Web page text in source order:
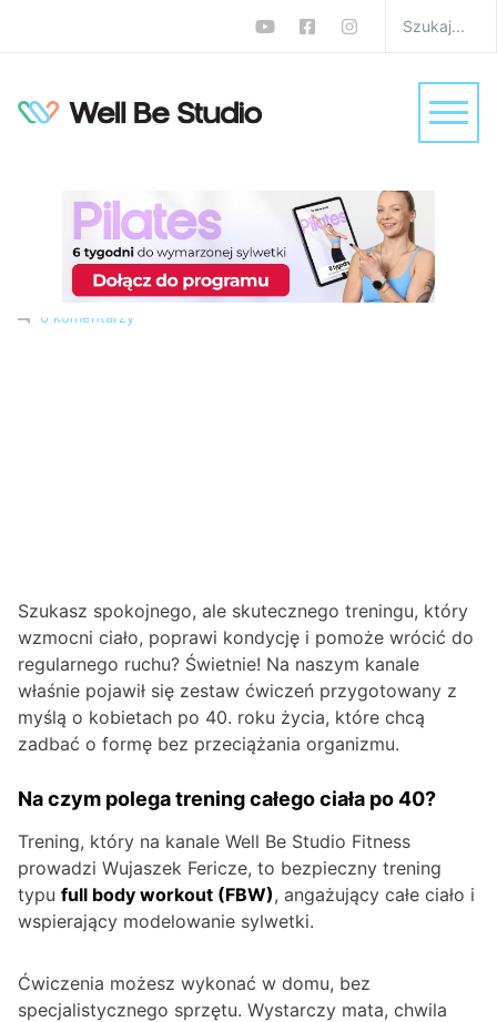
Trening 40+ na całe
modelujące sylwetkę z
Fericze
Treningi
Krzysztof „Wujaszek Fericze” Ferenc
0 komentarzy
Szukasz spokojnego, ale skutecznego treningu, który
wzmocni ciało, poprawi kondycję i pomoże wrócić do
regularnego ruchu? Świetnie! Na naszym kanale
właśnie pojawił się zestaw ćwiczeń przygotowany z
myślą o kobietach po 40. roku życia, które chcą
zadbać o formę bez przeciążania organizmu.
Na czym polega trening całego ciała po 40?
Trening, który na kanale Well Be Studio Fitness
prowadzi Wujaszek Fericze, to bezpieczny trening
typu full body workout (FBW), angażujący całe ciało i
wspierający modelowanie sylwetki.
Ćwiczenia możesz wykonać w domu, bez
specjalistycznego sprzętu. Wystarczy mata, chwila